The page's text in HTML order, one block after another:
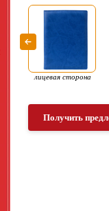
лицевая сторона
Получить